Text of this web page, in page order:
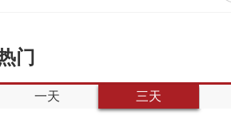
门
一天 三天